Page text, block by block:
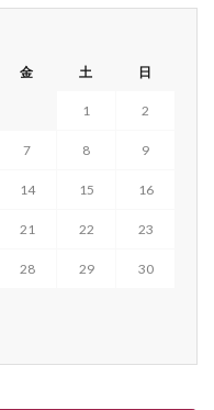
金 土 日
1 2
7 8 9
14 15 16
21 22 23
28 29 30